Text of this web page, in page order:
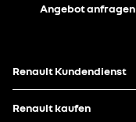
Angebot anfragen
Renault Kundendienst
Renault kaufen